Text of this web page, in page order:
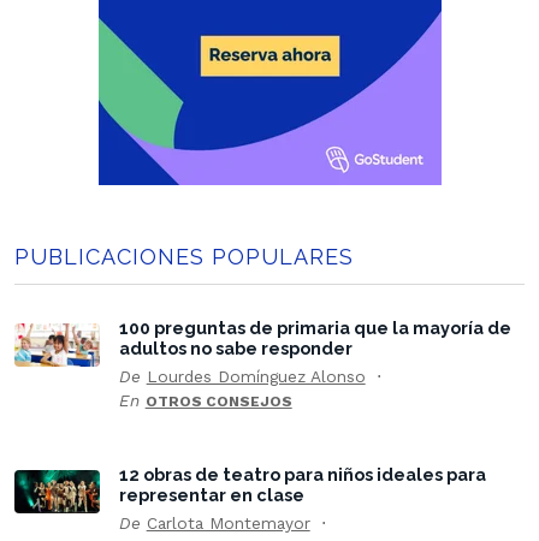
PUBLICACIONES POPULARES
100 preguntas de primaria que la mayoría de
adultos no sabe responder
De Lourdes Domínguez Alonso
En OTROS CONSEJOS
12 obras de teatro para niños ideales para
representar en clase
De Carlota Montemayor